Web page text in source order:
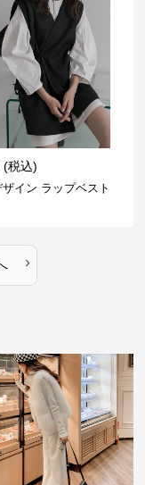
(税込)
イン ラップベスト
›